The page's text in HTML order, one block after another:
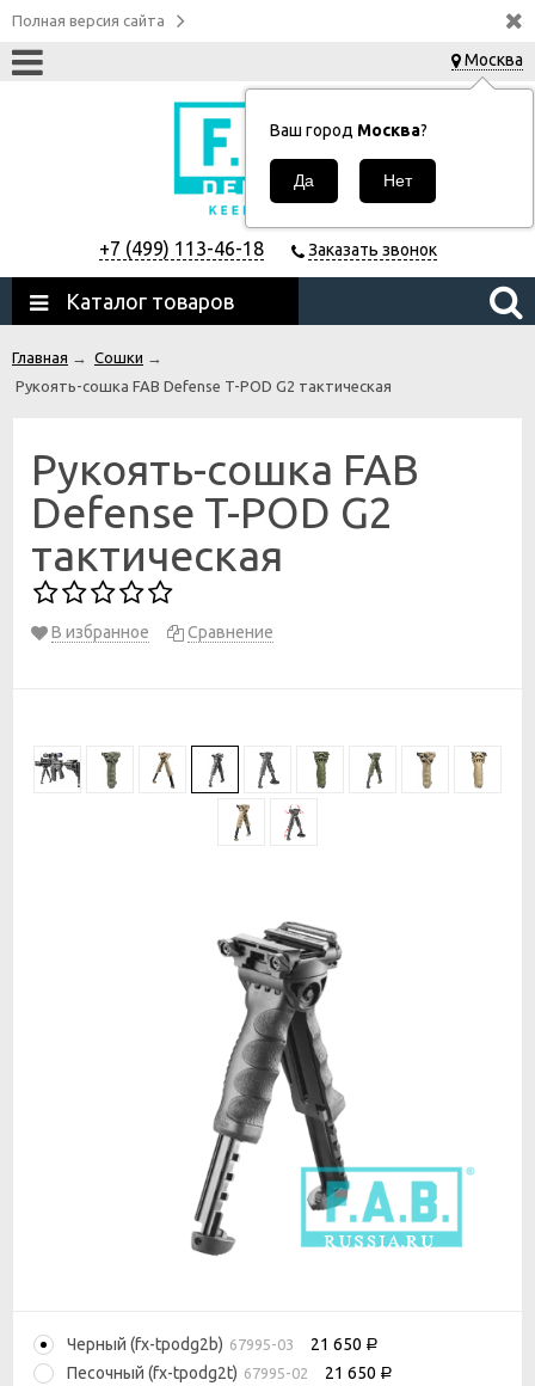
Полная версия сайта
Москва
Ваш город Москва?
+7 (499) 113-46-18 Заказать звонок
Каталог товаров
Главная → Сошки →
Рукоять-сошка FAB Defense T-POD G2 тактическая
Рукоять-сошка FAB
Defense T-POD G2
тактическая
В избранное Сравнение
Черный (fx-tpodg2b) 67995-03 21 650 Р
Песочный (fx-tpodg2t) 67995-02 21 650 Р